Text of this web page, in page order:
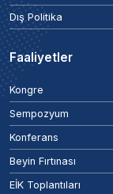
Dış Politika
Faaliyetler
Kongre
Sempozyum
Konferans
Beyin Fırtınası
EİK Toplantıları